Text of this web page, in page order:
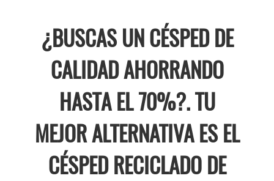
¿BUSCAS UN CÉSPED DE
CALIDAD AHORRANDO
HASTA EL 70%?. TU
MEJOR ALTERNATIVA ES EL
CÉSPED RECICLADO DE